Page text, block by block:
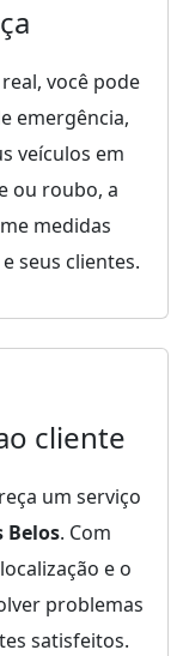
você pode
emergência,
veículos em
ou roubo, a
medidas
seus clientes.
cliente
um serviço
Belos. Com
e o
problemas
satisfeitos.